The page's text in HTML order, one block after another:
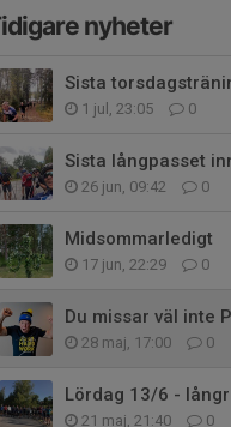
nyheter
Sista
1 jul, 23:05 0
Sista långpasset
26 jun, 09:42 0
Midsommarledigt
17 jun, 22:29 0
Du missar väl inte
28 maj, 17:00 0
Lördag 13/6 -
21 maj, 21:40 0